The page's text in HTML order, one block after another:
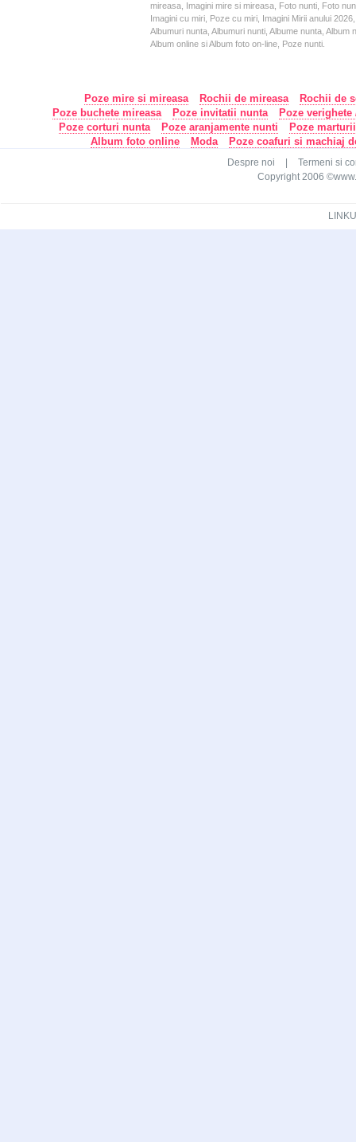
mireasa, Imagini mire si mireasa, Foto nunti, Foto
Imagini cu miri, Poze cu miri, Imagini Mirii anului
Albumuri nunta, Albumuri nunti, Albume nunta,
Album online si Album foto on-line, Poze nunti.
Poze mire si mireasa Rochii de mireasa
Rochii de
Poze buchete mireasa
Poze invitatii nunta
Poze
Poze corturi nunta
Poze aranjamente nunti
Poze
Album foto online
Moda Poze coafuri si machiaj
Despre noi
Termeni si
Copyright 2006